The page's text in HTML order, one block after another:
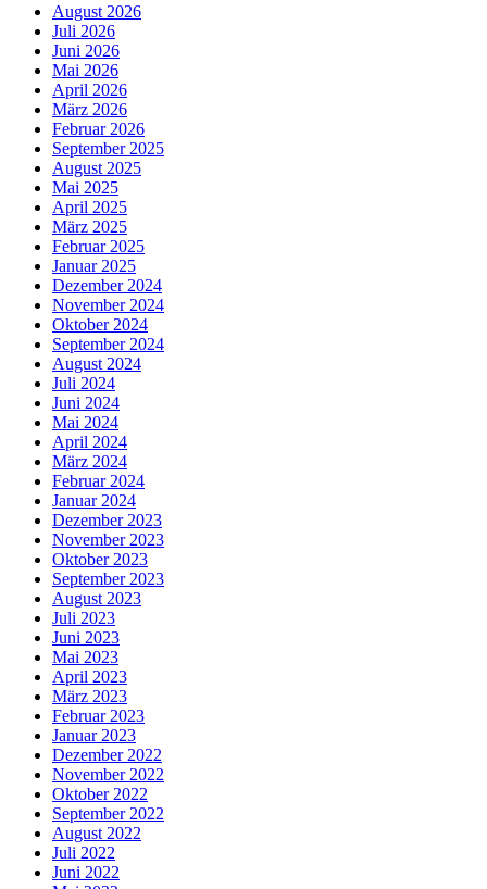
August 2026
Juli 2026
Juni 2026
Mai 2026
April 2026
März 2026
Februar 2026
September 2025
August 2025
Mai 2025
April 2025
März 2025
Februar 2025
Januar 2025
Dezember 2024
November 2024
Oktober 2024
September 2024
August 2024
Juli 2024
Juni 2024
Mai 2024
April 2024
März 2024
Februar 2024
Januar 2024
Dezember 2023
November 2023
Oktober 2023
September 2023
August 2023
Juli 2023
Juni 2023
Mai 2023
April 2023
März 2023
Februar 2023
Januar 2023
Dezember 2022
November 2022
Oktober 2022
September 2022
August 2022
Juli 2022
Juni 2022